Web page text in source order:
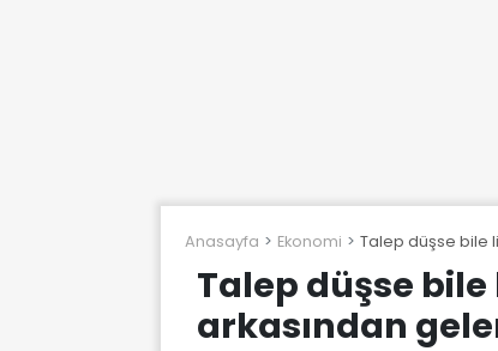
Anasayfa Ekonomi Talep düşse bile
Talep düşse
arkasından